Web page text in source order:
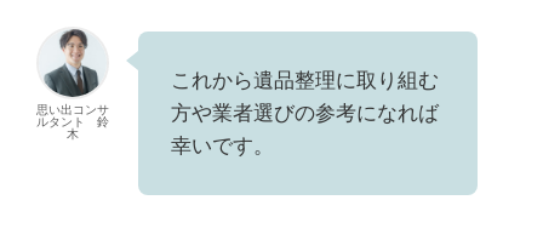
思い出コンサ
ルタント 鈴
木
これから遺品整理に取り組む
方や業者選びの参考になれば
幸いです。